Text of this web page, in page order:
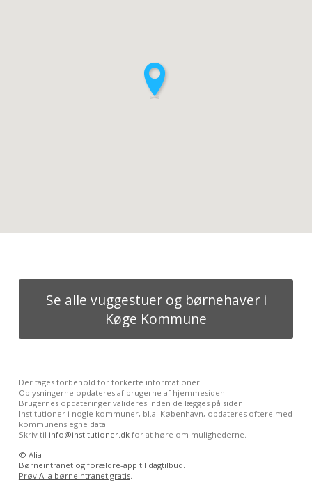
Se alle vuggestuer og børnehaver i
Køge Kommune
Der tages forbehold for forkerte informationer.
Oplysningerne opdateres af brugerne af hjemmesiden.
Brugernes opdateringer valideres inden de lægges på siden.
Institutioner i nogle kommuner, bl.a. København, opdateres oftere med
kommunens egne data.
Skriv til info@institutioner.dkfor at høre om mulighederne.
© Alia
Børneintranet og forældre-app til dagtilbud.
Prøv Alia børneintranet gratis.